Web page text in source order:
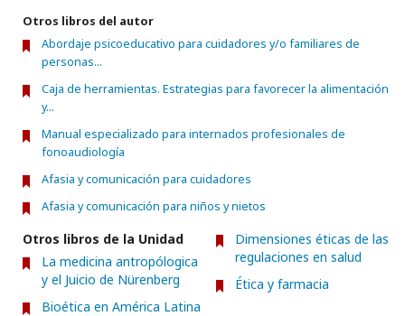
Otros libros del autor
Abordaje psicoeducativo para cuidadores y/o familiares de
personas...
Caja de herramientas. Estrategias para favorecer la alimentación
y...
Manual especializado para internados profesionales de
fonoaudiología
Afasia y comunicación para cuidadores
Afasia y comunicación para niños y nietos
Otros libros de la Unidad
La medicina antropólogica
y el Juicio de Nürenberg
Bioética en América Latina
Dimensiones éticas de las
regulaciones en salud
Ética y farmacia